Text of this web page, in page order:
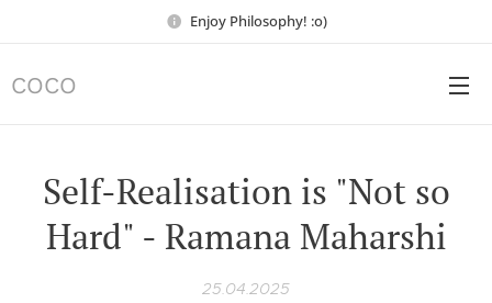
Enjoy Philosophy! :o)
COCO
Self-Realisation is "Not so
Hard" - Ramana Maharshi
25.04.2025